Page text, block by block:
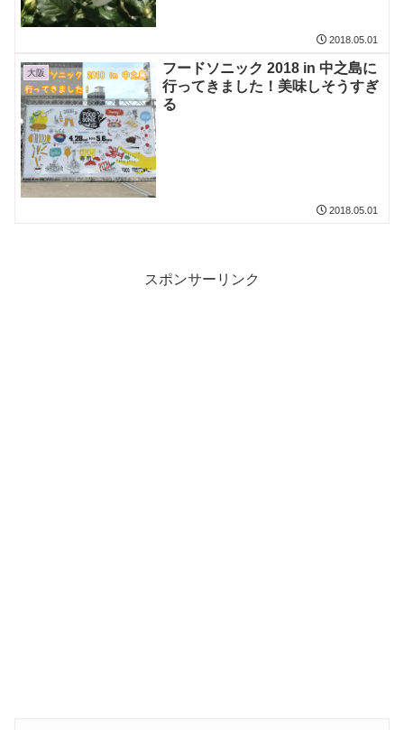
2018.05.01
大阪
フードソニック 2018 in 中之島に
行ってきました！美味しそうすぎ
る
2018.05.01
スポンサーリンク